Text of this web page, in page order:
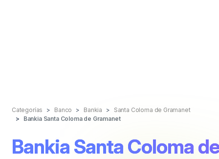
Categorías Banco Bankia
Santa Coloma de Gramanet
Bankia Santa Coloma de Gramanet
Bankia Santa Coloma